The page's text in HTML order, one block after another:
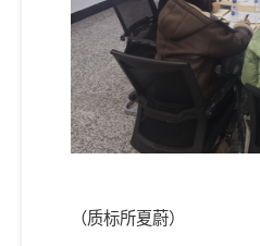
（质标所夏蔚）